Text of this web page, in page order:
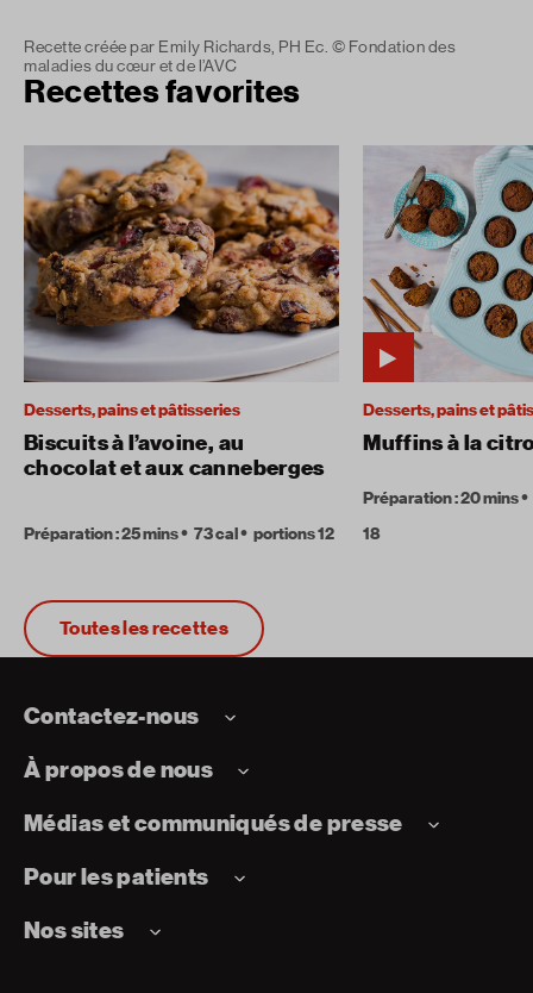
Recette créée par Emily Richards, PH Ec. © Fondation des
maladies du cœur et de l’AVC
Recettes favorites
Desserts, pains et pâtisseries
Biscuits à l’avoine, au
chocolat et aux canneberges
Préparation : 25 mins 73 cal portions 12
Desserts, pains et
Muffins à la
Préparation : 20 mins
18
Toutes les recettes
Contactez-nous
À propos de nous
Médias et communiqués de presse
Pour les patients
Nos sites